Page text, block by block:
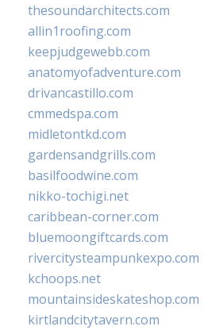
thesoundarchitects.com
allin1roofing.com
keepjudgewebb.com
anatomyofadventure.com
drivancastillo.com
cmmedspa.com
midletontkd.com
gardensandgrills.com
basilfoodwine.com
nikko-tochigi.net
caribbean-corner.com
bluemoongiftcards.com
rivercitysteampunkexpo.com
kchoops.net
mountainsideskateshop.com
kirtlandcitytavern.com